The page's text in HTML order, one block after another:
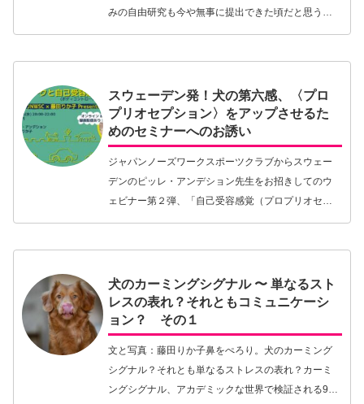
みの自由研究も今や無事に提出できた頃だと思う。
さてちびっこたちはどんなテーマで今年の研究をさ
スウェーデン発！犬の第六感、〈プロ
プリオセプション〉をアップさせるた
めのセミナーへのお誘い
ジャパンノーズワークスポーツクラブからスウェー
デンのピッレ・アンデション先生をお招きしてのウ
ェビナー第２弾、「自己受容感覚（プロプリオセプ
ション）とノーズワーク」が8月23日開催決定です。
犬のカーミングシグナル 〜 単なるスト
レスの表れ？それともコミュニケーシ
ョン？ その１
文と写真：藤田りか子鼻をぺろり。犬のカーミング
シグナル？それとも単なるストレスの表れ？カーミ
ングシグナル、アカデミックな世界で検証される90